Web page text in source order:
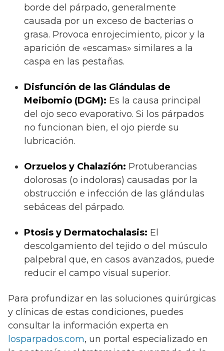
borde del párpado, generalmente
causada por un exceso de bacterias o
grasa. Provoca enrojecimiento, picor y la
aparición de «escamas» similares a la
caspa en las pestañas.
Disfunción de las Glándulas de
Meibomio (DGM): Es la causa principal
del ojo seco evaporativo. Si los párpados
no funcionan bien, el ojo pierde su
lubricación.
Orzuelos y Chalazión: Protuberancias
dolorosas (o indoloras) causadas por la
obstrucción e infección de las glándulas
sebáceas del párpado.
Ptosis y Dermatochalasis: El
descolgamiento del tejido o del músculo
palpebral que, en casos avanzados, puede
reducir el campo visual superior.
Para profundizar en las soluciones quirúrgicas
y clínicas de estas condiciones, puedes
consultar la información experta en
losparpados.com, un portal especializado en